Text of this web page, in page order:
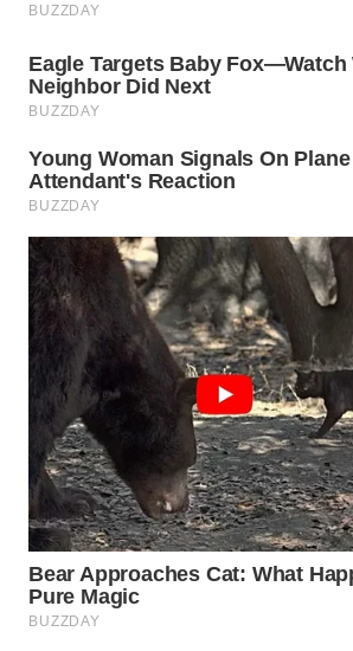
WN
CIANJUR
WN
KEPULAUAN
WN
TANGERANG
WN
BINJAI
WN
CIREBON
WN
INDRAMAYU